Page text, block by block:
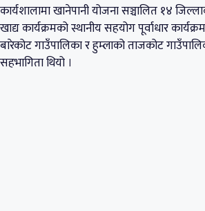
कार्यशालामा खानेपानी योजना सञ्चालित १४
खाद्य कार्यक्रमको स्थानीय सहयोग पूर्वाधार
बारेकोट गाउँपालिका र हुम्लाको ताजकोट
सहभागिता थियो ।